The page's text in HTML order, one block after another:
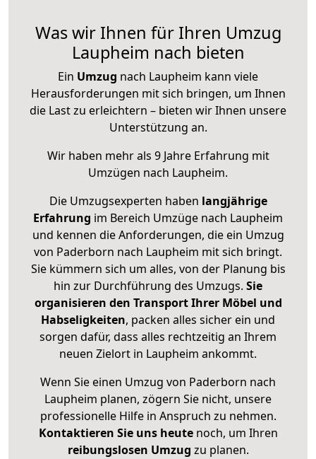
Was wir Ihnen für Ihren Umzug
Laupheim nach bieten
Ein Umzug nach Laupheim kann viele
Herausforderungen mit sich bringen, um Ihnen
die Last zu erleichtern – bieten wir Ihnen unsere
Unterstützung an.
Wir haben mehr als 9 Jahre Erfahrung mit
Umzügen nach Laupheim.
Die Umzugsexperten haben langjährige
Erfahrung im Bereich Umzüge nach Laupheim
und kennen die Anforderungen, die ein Umzug
von Paderborn nach Laupheim mit sich bringt.
Sie kümmern sich um alles, von der Planung bis
hin zur Durchführung des Umzugs. Sie
organisieren den Transport Ihrer Möbel und
Habseligkeiten, packen alles sicher ein und
sorgen dafür, dass alles rechtzeitig an Ihrem
neuen Zielort in Laupheim ankommt.
Wenn Sie einen Umzug von Paderborn nach
Laupheim planen, zögern Sie nicht, unsere
professionelle Hilfe in Anspruch zu nehmen.
Kontaktieren Sie uns heutenoch, um Ihren
reibungslosen Umzug zu planen.